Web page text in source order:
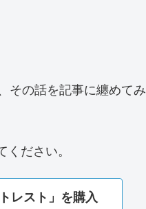
その話を記事に纏めてみ
ださい。
レスト」を購入